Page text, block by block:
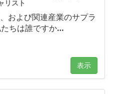
リスト
および関連産業のサプラ
ちは誰ですか…
表示